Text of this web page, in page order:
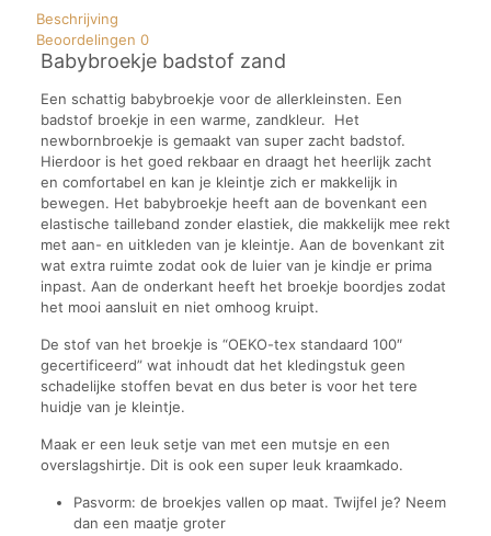
Beschrijving
Beoordelingen 0
Babybroekje badstof zand
Een schattig babybroekje voor de allerkleinsten. Een
badstof broekje in een warme, zandkleur. Het
newbornbroekje is gemaakt van super zacht badstof.
Hierdoor is het goed rekbaar en draagt het heerlijk zacht
en comfortabel en kan je kleintje zich er makkelijk in
bewegen. Het babybroekje heeft aan de bovenkant een
elastische tailleband zonder elastiek, die makkelijk mee rekt
met aan- en uitkleden van je kleintje. Aan de bovenkant zit
wat extra ruimte zodat ook de luier van je kindje er prima
inpast. Aan de onderkant heeft het broekje boordjes zodat
het mooi aansluit en niet omhoog kruipt.
De stof van het broekje is “OEKO-tex standaard 100″
gecertificeerd” wat inhoudt dat het kledingstuk geen
schadelijke stoffen bevat en dus beter is voor het tere
huidje van je kleintje.
Maak er een leuk setje van met een mutsje en een
overslagshirtje. Dit is ook een super leuk kraamkado.
Pasvorm: de broekjes vallen op maat. Twijfel je? Neem
dan een maatje groter